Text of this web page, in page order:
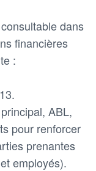
dans
financières
:
ABL,
pour renforcer
prenantes
employés).